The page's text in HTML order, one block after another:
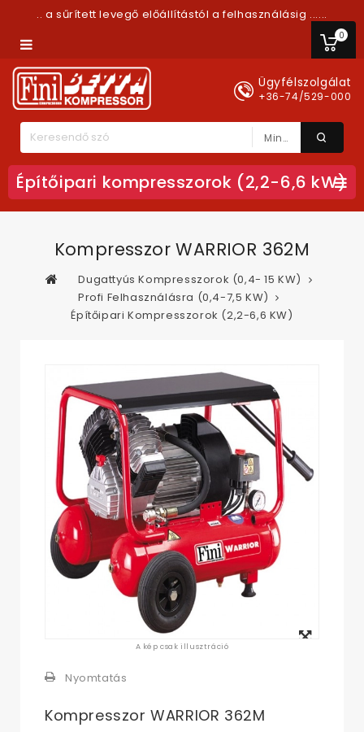
.. a sűrített levegő előállítástól a felhasználásig ......
0
Ügyfélszolgálat
+36-74/529-000
Minden Kategória
Építőipari kompresszorok (2,2-6,6 kW)
Kompresszor WARRIOR 362M
Dugattyús Kompresszorok (0,4- 15 KW)
Profi Felhasználásra (0,4-7,5 KW)
Építőipari Kompresszorok (2,2-6,6 KW)
A kép csak illusztráció
Nyomtatás
Kompresszor WARRIOR 362M